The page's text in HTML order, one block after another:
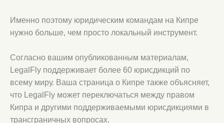
Именно поэтому юридическим командам на Кипре
нужно больше, чем просто локальный инструмент.
Согласно вашим опубликованным материалам,
LegalFly поддерживает более 60 юрисдикций по
всему миру. Ваша страница о Кипре также объясняет,
что LegalFly может переключаться между правом
Кипра и другими поддерживаемыми юрисдикциями в
трансграничных вопросах.